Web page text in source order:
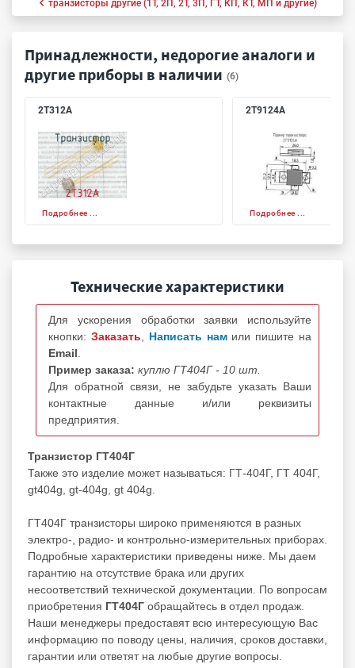
транзисторы другие (1Т, 2П, 2Т, 3П, ГТ, КП, КТ, МП и другие)
Принадлежности, недорогие аналоги и
другие приборы в наличии (6)
2Т312А
Подробнее ...
2Т9124А
Подробнее ...
Технические характеристики
Для ускорения обработки заявки используйте
кнопки: Заказать Написать нам или пишите на
Email
Пример заказа: куплю ГТ404Г - 10 шт.
Для обратной связи, не забудьте указать Ваши
контактные данные и/или реквизиты
предприятия.
Транзистор ГТ404Г
Также это изделие может называться: ГТ-404Г, ГТ 404Г,
gt404g, gt-404g, gt 404g.
ГТ404Г транзисторы широко применяются в разных
электро-, радио- и контрольно-измерительных приборах.
Подробные характеристики приведены ниже. Мы даем
гарантию на отсутствие брака или других
несоответствий технической документации. По вопросам
приобретения ГТ404Г обращайтесь в отдел продаж.
Наши менеджеры предоставят всю интересующую Вас
информацию по поводу цены, наличия, сроков доставки,
гарантии или ответят на любые другие вопросы.